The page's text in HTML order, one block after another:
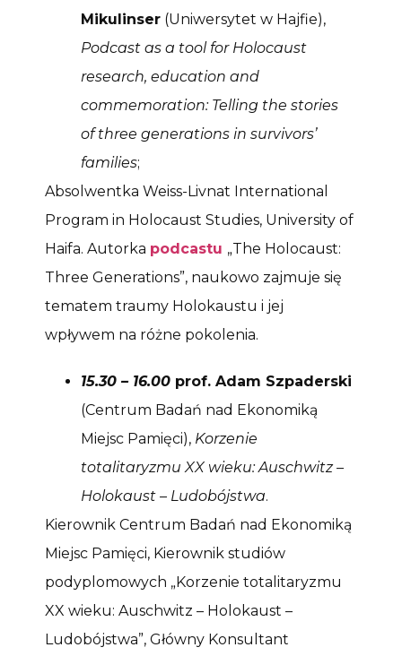
Mikulinser (Uniwersytet w Hajfie),
Podcast as a tool for Holocaust
research, education and
commemoration: Telling the stories
of three generations in survivors’
families;
Absolwentka Weiss-Livnat International
Program in Holocaust Studies, University of
Haifa. Autorka podcastu „The Holocaust:
Three Generations”, naukowo zajmuje się
tematem traumy Holokaustu i jej
wpływem na różne pokolenia.
15.30 – 16.00 prof. Adam Szpaderski
(Centrum Badań nad Ekonomiką
Miejsc Pamięci), Korzenie
totalitaryzmu XX wieku: Auschwitz –
Holokaust – Ludobójstwa.
Kierownik Centrum Badań nad Ekonomiką
Miejsc Pamięci, Kierownik studiów
podyplomowych „Korzenie totalitaryzmu
XX wieku: Auschwitz – Holokaust –
Ludobójstwa”, Główny Konsultant